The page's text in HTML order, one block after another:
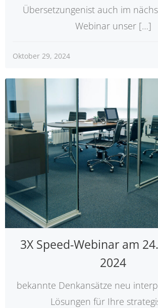
Übersetzungenist auch im
Webinar unser […]
Oktober 29, 2024
3X Speed-Webinar am
2024
bekannte Denkansätze neu
Lösungen für Ihre